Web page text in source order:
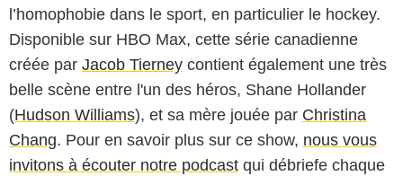
l’homophobie dans le sport, en particulier le hockey.
Disponible sur HBO Max, cette série canadienne
créée par Jacob Tierney contient également une très
belle scène entre l'un des héros, Shane Hollander
(Hudson Williams), et sa mère jouée par Christina
Chang. Pour en savoir plus sur ce show, nous vous
invitons à écouter notre podcast qui débriefe chaque